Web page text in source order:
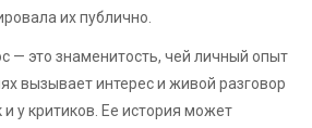
их публично.
— это знаменитость, чей личный опыт
вызывает интерес и живой разговор
и у критиков. Ее история может